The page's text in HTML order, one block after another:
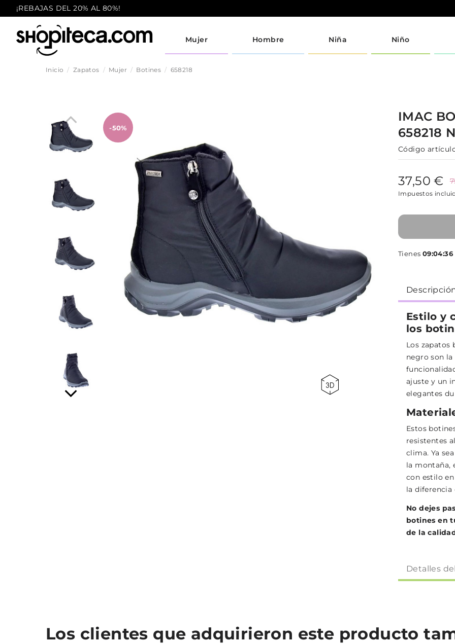
¡REBAJAS DEL 20% AL 80%!
Mujer Hombre Niña Niño
Inicio Zapatos Mujer Botines 658218
-50%
IMAC
658218
Código
37,50 €
Impuestos
Tienes 09:04:35
Estilo y
los
Los zapatos
negro son
ajuste y un
elegantes
Estos
resistentes
clima. Ya
la montaña,
con estilo
la
No dejes
botines en
de la
Detalles
Los clientes que adquirieron este producto